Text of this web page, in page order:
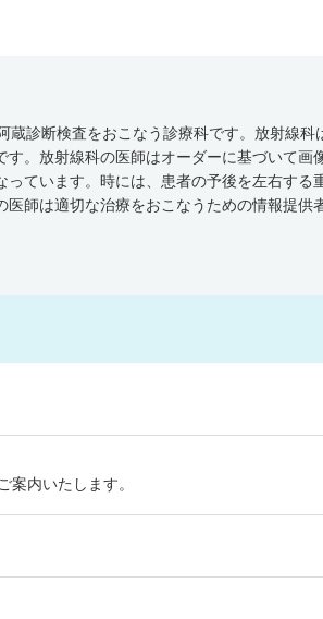
診断検査をおこなう診療科です。放射線科
。放射線科の医師はオーダーに基づいて画
ています。時には、患者の予後を左右する
師は適切な治療をおこなうための情報提供
平成30年）」によると全国にある一般病院の
使用して診療をおこないたい方は大学病院や
とは言えません。ただし日直や宿直の日数が
内いたします。